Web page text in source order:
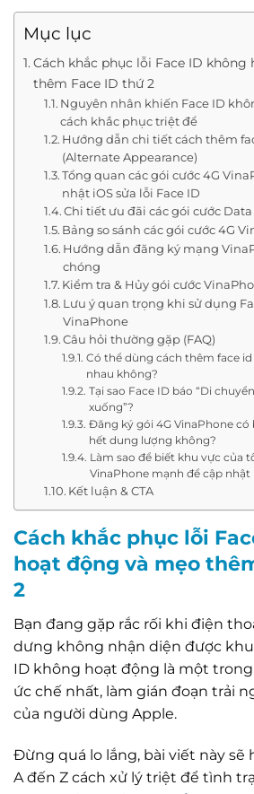
Mục lục
Cách khắc phục lỗi Face ID không
thêm Face ID thứ 2
Nguyên nhân khiến Face ID
cách khắc phục triệt để
Hướng dẫn chi tiết cách thêm
(Alternate Appearance)
Tổng quan các gói cước 4G
nhật iOS sửa lỗi Face ID
Chi tiết ưu đãi các gói cước
Bảng so sánh các gói cước 4G
Hướng dẫn đăng ký mạng
chóng
Kiểm tra & Hủy gói cước
Lưu ý quan trọng khi sử dụng
VinaPhone
Câu hỏi thường gặp (FAQ)
Có thể dùng cách thêm face
nhau không?
Tại sao Face ID báo “Di
xuống”?
Đăng ký gói 4G VinaPhone
hết dung lượng không?
Làm sao để biết khu vực của
VinaPhone mạnh để cập nhật
Kết luận & CTA
Cách khắc phục lỗi
hoạt động và mẹo
2
Bạn đang gặp rắc rối khi điện
dưng không nhận diện được
ID không hoạt động là một
ức chế nhất, làm gián đoạn trải
của người dùng Apple.
Đừng quá lo lắng, bài viết này sẽ
A đến Z cách xử lý triệt để tình